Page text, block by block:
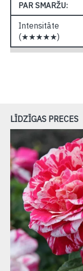
PAR SMARŽU:
Intensitāte
(★★★★★)
LĪDZĪGAS PRECES